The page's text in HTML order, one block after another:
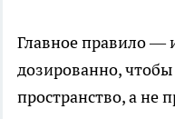
Главное правило —
дозированно,
пространство, а не